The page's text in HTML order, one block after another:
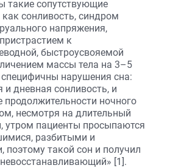
такие сопутствующие
сонливость, синдром
напряжения,
к
быстроусвояемой
массы тела на 3–5
нарушения сна:
и дневная сонливость, и
продолжительности ночного
несмотря на длительный
утром пациенты просыпаются
разбитыми и
поэтому такой сон и получил
[1].